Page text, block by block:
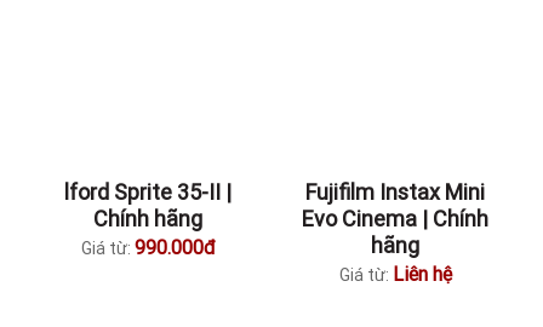
lford Sprite 35-II |
Chính hãng
Giá từ: 990.000đ
Fujifilm Instax Mini
Evo Cinema | Chính
hãng
Giá từ: Liên hệ